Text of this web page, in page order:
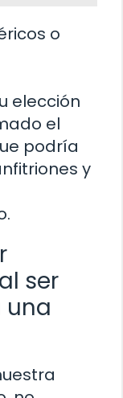
o
elección
el
podría
y
ser
una